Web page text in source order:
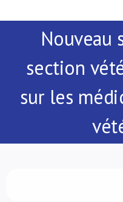
Actualités
Publications
Nouveau
section
sur les